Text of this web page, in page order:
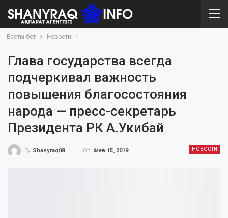
Басты бет Новости
Глава государства всегда
подчеркивал важность
повышения благосостояния
народа — пресс-секретарь
Президента РК А.Укибай
НОВОСТИ
By Shanyraq08 On Фев 15, 2019